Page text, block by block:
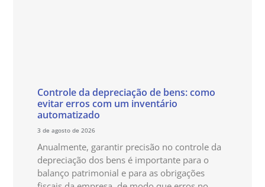
Controle da depreciação de bens: como
evitar erros com um inventário
automatizado
3 de agosto de 2026
Anualmente, garantir precisão no controle da
depreciação dos bens é importante para o
balanço patrimonial e para as obrigações